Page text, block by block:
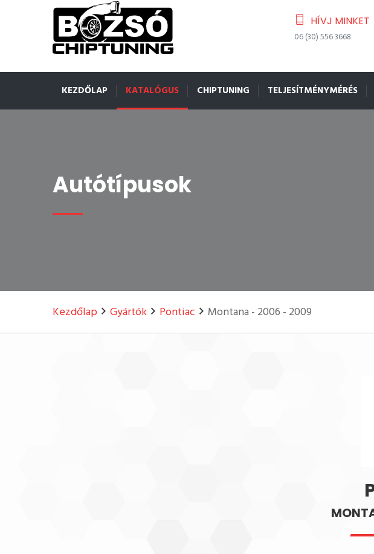
HÍVJ MINKET
06 (30) 556 3668
KEZDŐLAP KATALÓGUS CHIPTUNING TELJESÍTMÉNYMÉRÉS
Autótípusok
Kezdőlap Gyártók Pontiac Montana - 2006 - 2009